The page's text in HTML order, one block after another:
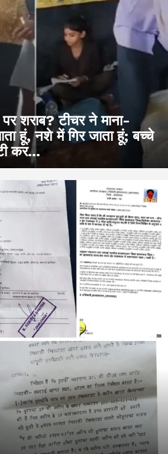
शराब? टीचर ने माना-
हूं, नशे में गिर जाता हूं; बच्चे
कर...